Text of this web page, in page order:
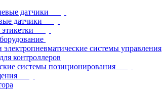
датчики
датчики
системы управления
контроллеров
системы позиционирования